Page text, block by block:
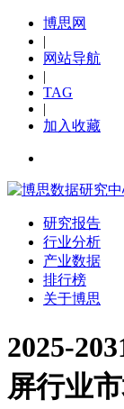
博思网
|
网站导航
|
TAG
|
加入收藏
研究报告
行业分析
产业数据
排行榜
关于博思
2025-
屏行业